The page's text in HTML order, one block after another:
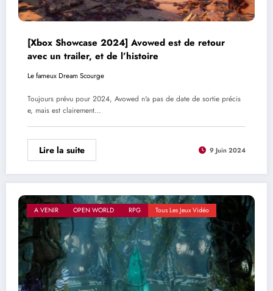
[Xbox Showcase 2024] Avowed est de retour
avec un trailer, et de l’histoire
Le fameux Dream Scourge
Toujours prévu pour 2024, Avowed n'a pas de date de sortie précis
e, mais est clairement…
Lire la suite 9 Juin 2024
A VENIR OPEN WORLD RPG Tous Les Jeux Vidéo